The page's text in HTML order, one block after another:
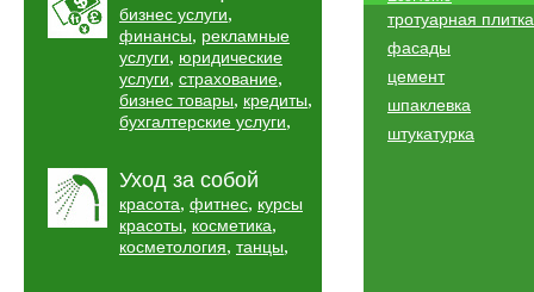
бизнес услуги,
финансы, рекламные
услуги, юридические
услуги, страхование,
бизнес товары, кредиты,
бухгалтерские услуги,
Уход за собой
красота, фитнес, курсы
красоты, косметика,
косметология, танцы,
тротуарная плитка
фасады
цемент
шпаклевка
штукатурка